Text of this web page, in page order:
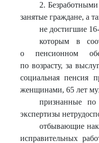
2.
занятые граждане, а
не достигшие
которым в
о пенсионном
по возрасту, за
социальная пенсия
женщинами, 65 лет
признанные по
экспертизы
отбывающие
исправительных